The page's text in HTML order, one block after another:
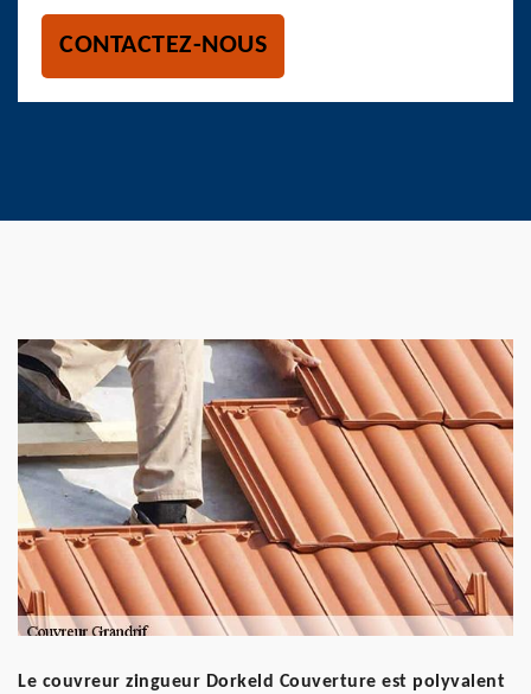
CONTACTEZ-NOUS
Le couvreur zingueur Dorkeld Couverture est polyvalent